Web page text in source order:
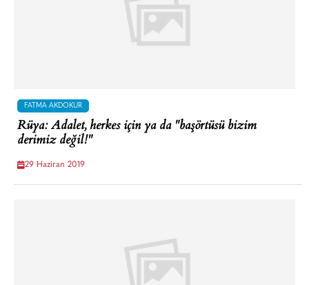
FATMA AKDOKUR
Rüya: Adalet, herkes için ya da "başörtüsü bizim
derimiz değil!"
29 Haziran 2019